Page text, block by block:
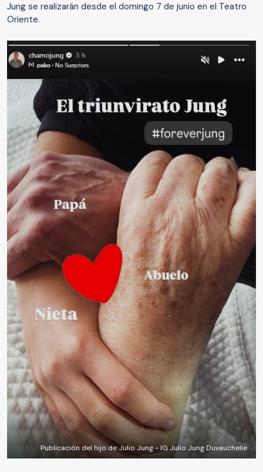
Jung se realizarán desde el domingo 7 de junio en el Teatro
Oriente.
Publicación del hijo de Julio Jung - IG Julio Jung Duvauchelle